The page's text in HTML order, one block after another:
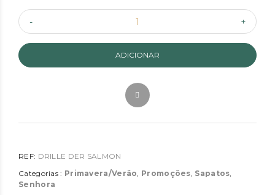
ADICIONAR
REF: DRILLE DER SALMON
Categorias : Primavera/Verão, Promoções, Sapatos,
Senhora